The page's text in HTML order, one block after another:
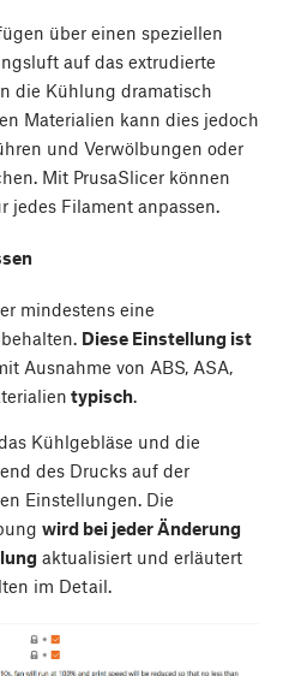
über einen speziellen
auf das extrudierte
die Kühlung dramatisch
Materialien kann dies jedoch
und Verwölbungen oder
Mit PrusaSlicer können
jedes Filament anpassen.
mindestens eine
Diese Einstellung ist
Ausnahme von ABS, ASA,
typisch
Kühlgebläse und die
des Drucks auf der
Einstellungen. Die
wird bei jeder Änderung
aktualisiert und erläutert
im Detail.